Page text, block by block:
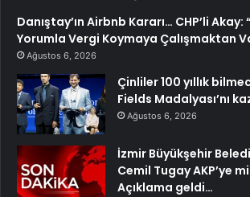
Danıştay’ın Airbnb Kararı… CHP’li Akay:
Yorumla Vergi Koymaya Çalışmaktan
Ağustos 6, 2026
Çinliler 100 yıllık
Fields Madalyası’nı
Ağustos 6, 2026
İzmir Büyükşehir
Cemil Tugay AKP’ye
Açıklama geldi…